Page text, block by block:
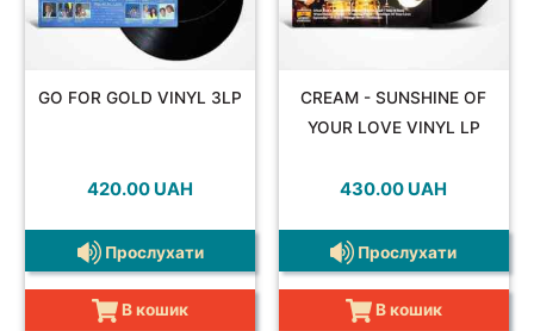
GO FOR GOLD VINYL 3LP
420.00 UAH
Прослухати
В кошик
CREAM - SUNSHINE OF
YOUR LOVE VINYL LP
430.00 UAH
Прослухати
В кошик
POP